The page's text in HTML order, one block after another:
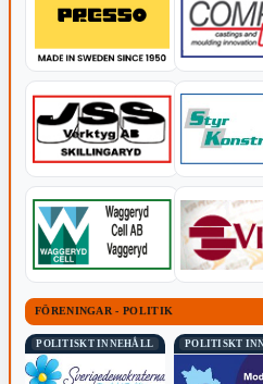
FÖRENINGAR - POLITIK
POLITISKT INNEHÅLL POLITISKT